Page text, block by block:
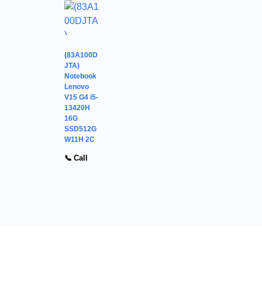
(83A100D
JTA)
Notebook
Lenovo
V15 G4 i5-
13420H
16G
SSD512G
W11H 2C
📞 Call